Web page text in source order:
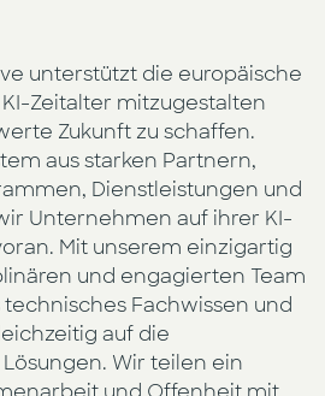
unterstützt die europäische
Zeitalter mitzugestalten
Zukunft zu schaffen.
aus starken Partnern,
Dienstleistungen und
Unternehmen auf ihrer KI-
Mit unserem einzigartig
und engagierten Team
Fachwissen und
auf die
Wir teilen ein